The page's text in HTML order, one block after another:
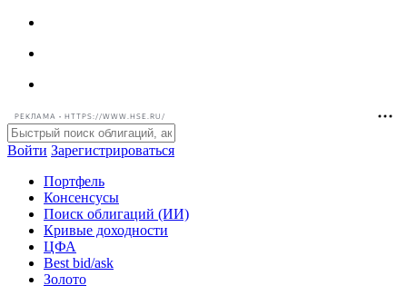
РЕКЛАМА • HTTPS://WWW.HSE.RU/
Войти Зарегистрироваться
Портфель
Консенсусы
Поиск облигаций (ИИ)